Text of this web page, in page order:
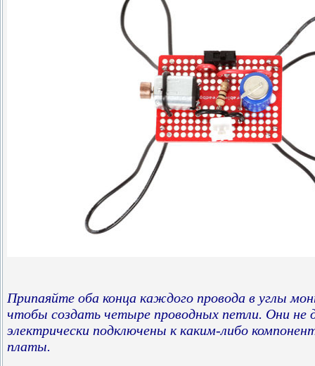
Припаяйте оба конца каждого провода в углы
чтобы создать четыре проводных петли. Они
электрически подключены к каким-либо
платы.